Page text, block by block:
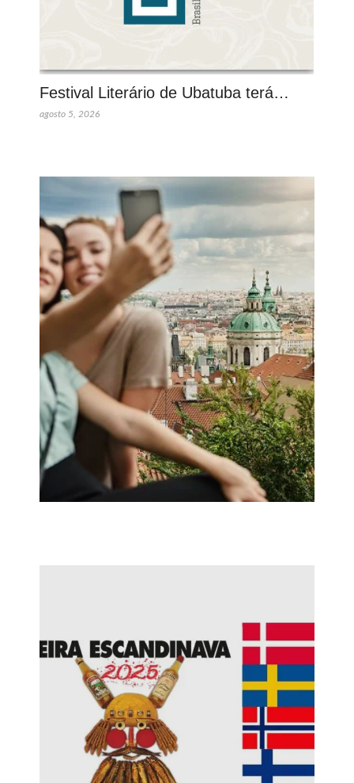
Festival Literário de Ubatuba terá…
agosto 5, 2026